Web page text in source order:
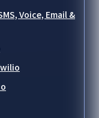
Voice, Email &